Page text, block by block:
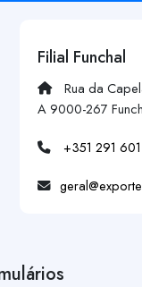
Filial Funchal
Rua da
A 9000-267
+351 291